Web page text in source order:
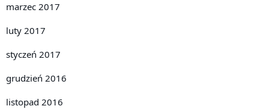
marzec 2017
luty 2017
styczeń 2017
grudzień 2016
listopad 2016